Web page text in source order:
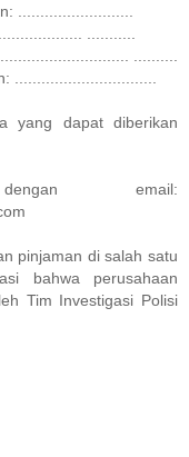
..........................
...........
..........
................................
yang dapat diberikan
email:
pinjaman di salah satu
bahwa perusahaan
Tim Investigasi Polisi